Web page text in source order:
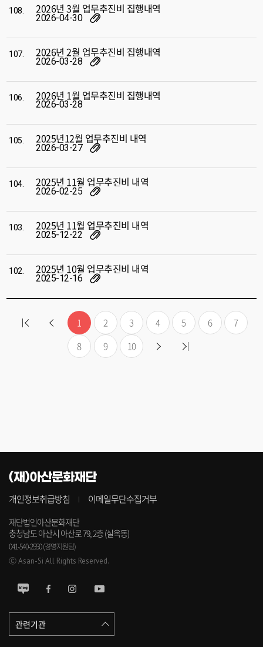
108. 2026년 3월 업무추진비 집행내역
2026-04-30
107. 2026년 2월 업무추진비 집행내역
2026-03-28
106. 2026년 1월 업무추진비 집행내역
2026-03-28
105. 2025년12월 업무추진비 내역
2026-03-27
104. 2025년 11월 업무추진비 내역
2026-02-25
103. 2025년 11월 업무추진비 내역
2025-12-22
102. 2025년 10월 업무추진비 내역
2025-12-16
1 2 3 4 5 6
7
8
9 10
(재)아산문화재단
개인정보취급방침 이메일무단수집거부
재단법인아산문화재단
충청남도 아산시 아산로 79, 2층 (실옥동)
041-540-2550 (경영지원팀)
Ⓒ Asan-Si All Rights Reserved.
관련기관